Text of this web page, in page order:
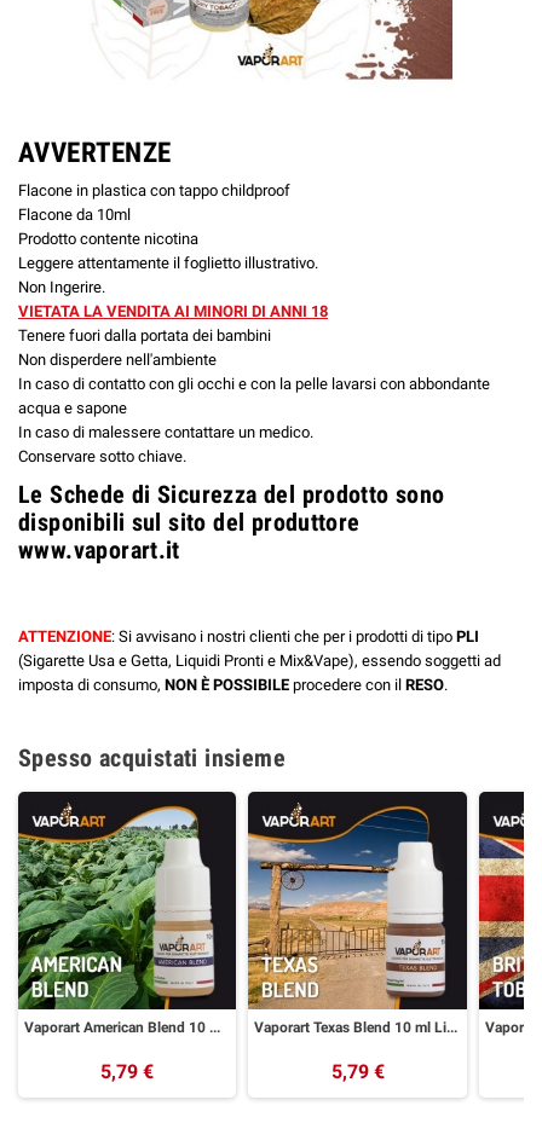
AVVERTENZE
Flacone in plastica con tappo childproof
Flacone da 10ml
Prodotto contente nicotina
Leggere attentamente il foglietto illustrativo.
Non Ingerire.
VIETATA LA VENDITA AI MINORI DI ANNI 18
Tenere fuori dalla portata dei bambini
Non disperdere nell'ambiente
In caso di contatto con gli occhi e con la pelle lavarsi con abbondante
acqua e sapone
In caso di malessere contattare un medico.
Conservare sotto chiave.
Le Schede di Sicurezza del prodotto sono
disponibili sul sito del produttore
www.vaporart.it
ATTENZIONE: Si avvisano i nostri clienti che per i prodotti di tipo PLI
(Sigarette Usa e Getta, Liquidi Pronti e Mix&Vape), essendo soggetti ad
imposta di consumo, NON È POSSIBILE procedere con il RESO.
Spesso acquistati insieme
Vaporart American Blend 10 ml Liquido Pronto Nicotina
5,79 €
Vaporart Texas Blend 10 ml Liquido Pronto Nicotina
5,79 €